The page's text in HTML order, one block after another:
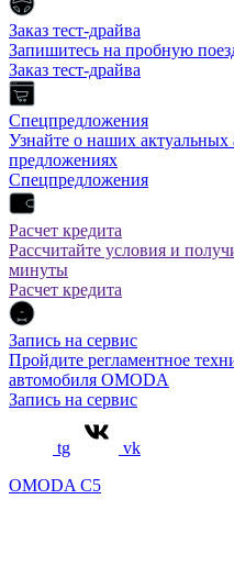
Заказ тест-драйва
Запишитесь на пробную
Заказ тест-драйва
Спецпредложения
Узнайте о наших
предложениях
Спецпредложения
Расчет кредита
Рассчитайте условия и
минуты
Расчет кредита
Запись на сервис
Пройдите регламентное
автомобиля OMODA
Запись на сервис
tg
vk
OMODA C5